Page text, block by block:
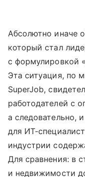
Абсолютно иначе
который стал
с формулировкой
Эта ситуация, по
SuperJob,
работодателей с
а следовательно,
для ИТ-
индустрии
Для сравнения: в
и недвижимости